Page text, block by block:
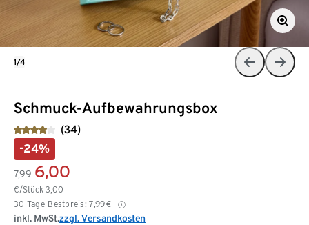
Schmuck-Aufbewahrungsbox
(34)
-24%
7,99 6,00
€/Stück 3,00
30-Tage-Bestpreis: 7,99€
inkl. MwSt.zzgl. Versandkosten
1/4